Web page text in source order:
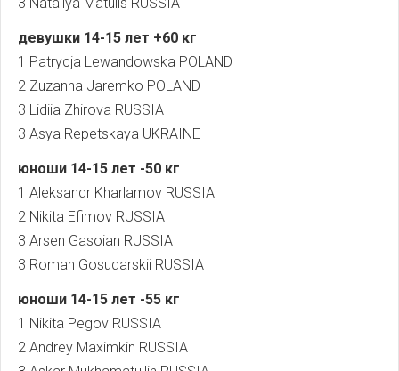
3 Nataliya Matulis RUSSIA
девушки 14-15 лет +60 кг
1 Patrycja Lewandowska POLAND
2 Zuzanna Jaremko POLAND
3 Lidiia Zhirova RUSSIA
3 Asya Repetskaya UKRAINE
юноши 14-15 лет -50 кг
1 Aleksandr Kharlamov RUSSIA
2 Nikita Efimov RUSSIA
3 Arsen Gasoian RUSSIA
3 Roman Gosudarskii RUSSIA
юноши 14-15 лет -55 кг
1 Nikita Pegov RUSSIA
2 Andrey Maximkin RUSSIA